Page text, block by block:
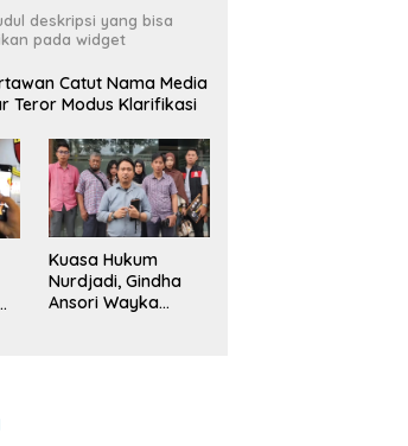
deskripsi yang bisa
pada widget
Catut Nama Media
Teror Modus Klarifikasi
Kuasa Hukum
Nurdjadi, Gindha
Ansori Wayka